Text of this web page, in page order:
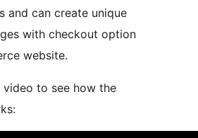
and can create unique
with checkout option
website.
video to see how the